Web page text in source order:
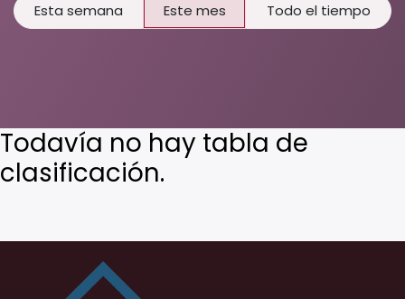
Esta semana
Este mes Todo el tiempo
Todavía no hay tabla de
clasificación.